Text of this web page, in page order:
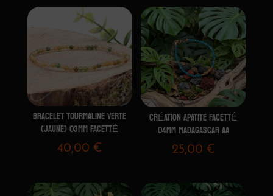
BRACELET TOURMALINE VERTE
(JAUNE) 03MM FACETTÉ
40,00 €
CRÉATION APATITE FACETTÉ
04MM MADAGASCAR AA
25,00 €